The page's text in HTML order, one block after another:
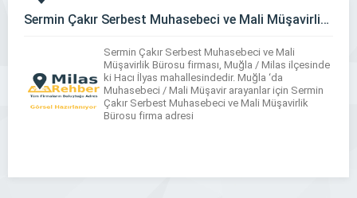
Sermin Çakır Serbest Muhasebeci ve Mali Müşavirlik Bürosu
Sermin Çakır Serbest Muhasebeci ve Mali
Müşavirlik Bürosu firması, Muğla / Milas ilçesinde
ki Hacı İlyas mahallesindedir. Muğla ‘da
Muhasebeci / Mali Müşavir arayanlar için Sermin
Çakır Serbest Muhasebeci ve Mali Müşavirlik
Bürosu firma adresi